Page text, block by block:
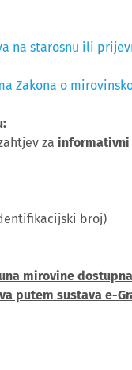
na starosnu ili
Zakona o
za informativni
broj)
mirovine
putem sustava e-